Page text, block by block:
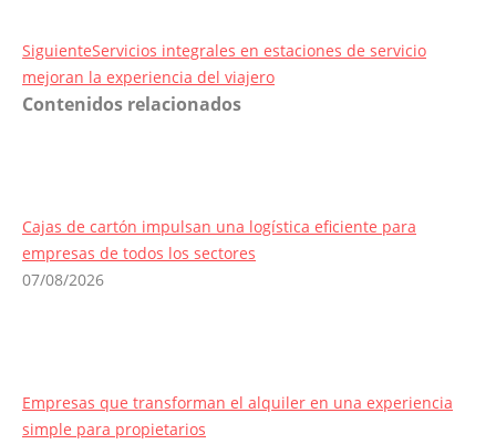
SiguienteEntrada
siguiente:
Servicios integrales en estaciones de servicio
mejoran la experiencia del viajero
Contenidos relacionados
Cajas de cartón impulsan una logística eficiente para
empresas de todos los sectores
07/08/2026
Empresas que transforman el alquiler en una experiencia
simple para propietarios